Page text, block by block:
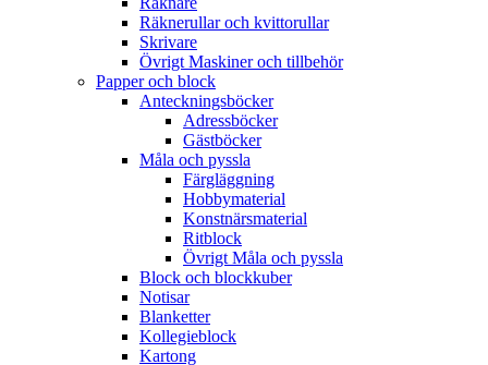
Räknerullar och kvittorullar
Skrivare
Övrigt Maskiner och tillbehör
Papper och block
Anteckningsböcker
Adressböcker
Gästböcker
Måla och pyssla
Färgläggning
Hobbymaterial
Konstnärsmaterial
Ritblock
Övrigt Måla och pyssla
Block och blockkuber
Notisar
Blanketter
Kollegieblock
Kartong